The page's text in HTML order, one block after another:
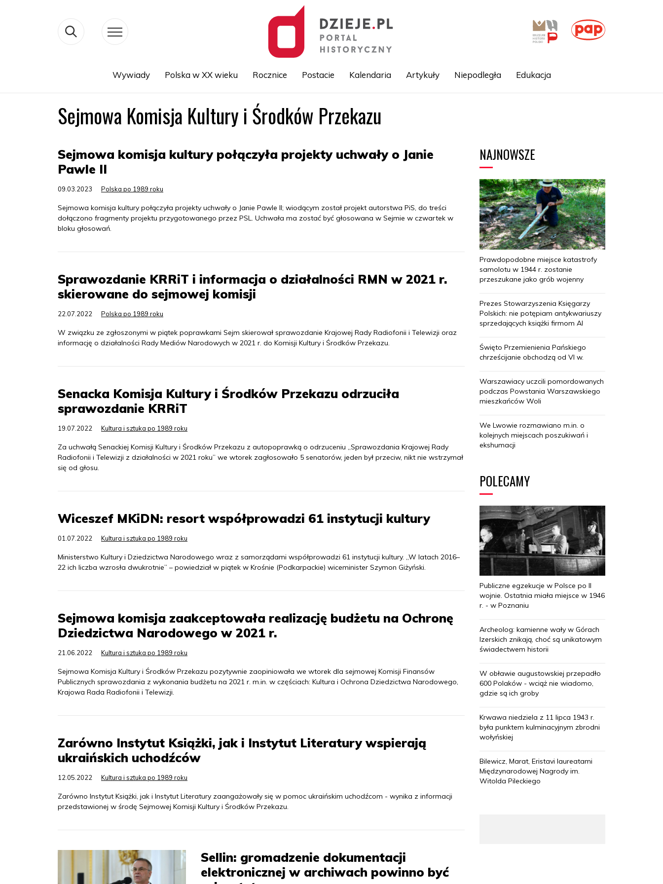
Przejdź
do
Wywiady Polska w XX wieku Rocznice Postacie Kalendaria Artykuły Niepodległa Edukacja
Sejmowa Komisja Kultury i Środków Przekazu
Sejmowa komisja kultury połączyła projekty uchwały o Janie
Pawle II
09.03.2023 Polska po 1989 roku
Sejmowa komisja kultury połączyła projekty uchwały o Janie Pawle II; wiodącym został projekt autorstwa PiS, do treści
dołączono fragmenty projektu przygotowanego przez PSL. Uchwała ma zostać być głosowana w Sejmie w czwartek w
bloku głosowań.
Sprawozdanie KRRiT i informacja o działalności RMN w 2021 r.
skierowane do sejmowej komisji
22.07.2022 Polska po 1989 roku
W związku ze zgłoszonymi w piątek poprawkami Sejm skierował sprawozdanie Krajowej Rady Radiofonii i Telewizji oraz
informację o działalności Rady Mediów Narodowych w 2021 r. do Komisji Kultury i Środków Przekazu.
Senacka Komisja Kultury i Środków Przekazu odrzuciła
sprawozdanie KRRiT
19.07.2022 Kultura i sztuka po 1989 roku
Za uchwałą Senackiej Komisji Kultury i Środków Przekazu z autopoprawką o odrzuceniu „Sprawozdania Krajowej Rady
Radiofonii i Telewizji z działalności w 2021 roku” we wtorek zagłosowało 5 senatorów, jeden był przeciw, nikt nie wstrzymał
się od głosu.
Wiceszef MKiDN: resort współprowadzi 61 instytucji kultury
01.07.2022 Kultura i sztuka po 1989 roku
Ministerstwo Kultury i Dziedzictwa Narodowego wraz z samorządami współprowadzi 61 instytucji kultury. „W latach 2016–
22 ich liczba wzrosła dwukrotnie” – powiedział w piątek w Krośnie (Podkarpackie) wiceminister Szymon Giżyński.
Sejmowa komisja zaakceptowała realizację budżetu na Ochronę
Dziedzictwa Narodowego w 2021 r.
21.06.2022 Kultura i sztuka po 1989 roku
Sejmowa Komisja Kultury i Środków Przekazu pozytywnie zaopiniowała we wtorek dla sejmowej Komisji Finansów
Publicznych sprawozdania z wykonania budżetu na 2021 r. m.in. w częściach: Kultura i Ochrona Dziedzictwa Narodowego,
Krajowa Rada Radiofonii i Telewizji.
Zarówno Instytut Książki, jak i Instytut Literatury wspierają
ukraińskich uchodźców
12.05.2022 Kultura i sztuka po 1989 roku
Zarówno Instytut Książki, jak i Instytut Literatury zaangażowały się w pomoc ukraińskim uchodźcom - wynika z informacji
przedstawionej w środę Sejmowej Komisji Kultury i Środków Przekazu.
Sellin: gromadzenie dokumentacji
elektronicznej w archiwach powinno być
NAJNOWSZE
Prawdopodobne miejsce katastrofy
samolotu w 1944 r. zostanie
przeszukane jako grób wojenny
Prezes Stowarzyszenia Księgarzy
Polskich: nie potępiam antykwariuszy
sprzedających książki firmom AI
Święto Przemienienia Pańskiego
chrześcijanie obchodzą od VI w.
Warszawiacy uczcili pomordowanych
podczas Powstania Warszawskiego
mieszkańców Woli
We Lwowie rozmawiano m.in. o
kolejnych miejscach poszukiwań i
ekshumacji
POLECAMY
Publiczne egzekucje w Polsce po II
wojnie. Ostatnia miała miejsce w 1946
r. - w Poznaniu
Archeolog: kamienne wały w Górach
Izerskich znikają, choć są unikatowym
świadectwem historii
W obławie augustowskiej przepadło
600 Polaków - wciąż nie wiadomo,
gdzie są ich groby
Krwawa niedziela z 11 lipca 1943 r.
była punktem kulminacyjnym zbrodni
wołyńskiej
Bilewicz, Marat, Eristavi laureatami
Międzynarodowej Nagrody im.
Witolda Pileckiego